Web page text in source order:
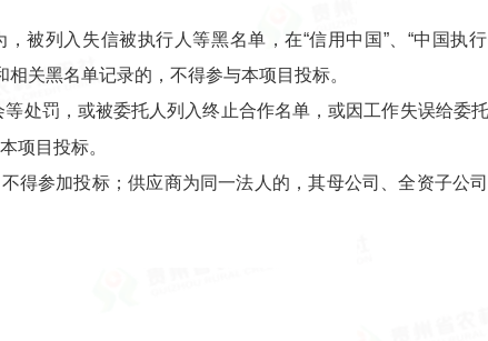
被列入失信被执行人等黑名单，在“信用中国”、“中国执
相关黑名单记录的，不得参与本项目投标。
处罚，或被委托人列入终止合作名单，或因工作失误给委
项目投标。
得参加投标；供应商为同一法人的，其母公司、全资子公